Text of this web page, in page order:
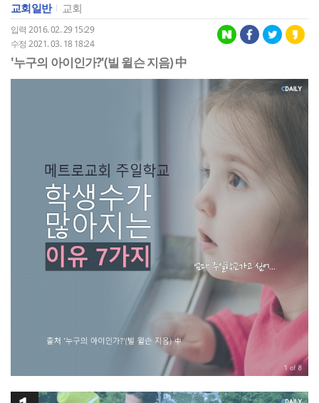
교회일반 교회
입력 2016. 02. 29 15:29
수정 2021. 03. 18 18:24
'누구의 아이인가?'(빌 윌슨 지음) 中